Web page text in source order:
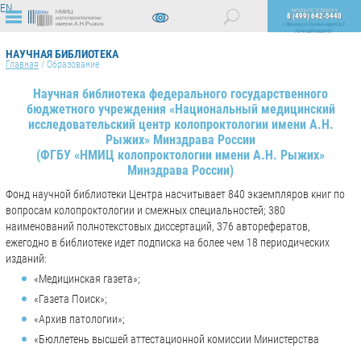
EN ЗАПИСЬ ПО ТЕЛЕФОНУ
8 (499) 642-5440
г. Москва, ул. Саляма Адиля д. 2
ЛИЧНЫЙ КАБИНЕТ
НАУЧНАЯ БИБЛИОТЕКА
Главная / Образование
Научная библиотека федерального государственного
бюджетного учреждения «Национальный медицинский
исследовательский центр колопроктологии имени А.Н.
Рыжих» Минздрава России
(ФГБУ «НМИЦ колопроктологии имени А.Н. Рыжих»
Минздрава России)
Фонд научной библиотеки Центра насчитывает 840 экземпляров книг по
вопросам колопроктологии и смежных специальностей; 380
наименований полнотекстовых диссертаций, 376 авторефератов,
ежегодно в библиотеке идет подписка на более чем 18 периодических
изданий:
«Медицинская газета»;
«Газета Поиск»;
«Архив патологии»;
«Бюллетень высшей аттестационной комиссии Министерства